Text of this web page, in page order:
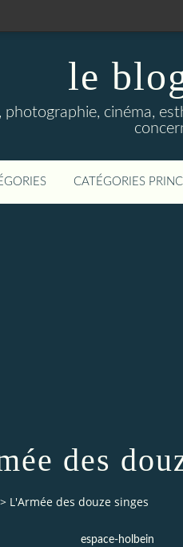
le
photographie, cinéma,
CATÉGORIES
des
> L'Armée des douze singes
espace-holbein